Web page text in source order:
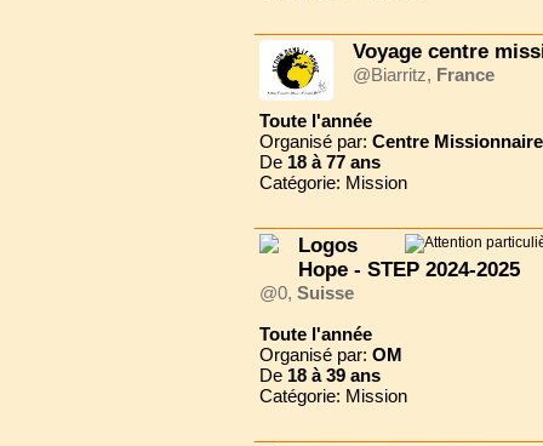
Voyage centre
@Biarritz, France
Toute l'année
Organisé par: Centre
De 18 à 77 ans
Catégorie: Mission
Logos
Hope - STEP 2024-2025
@0, Suisse
Toute l'année
Organisé par: OM
De 18 à 39 ans
Catégorie: Mission